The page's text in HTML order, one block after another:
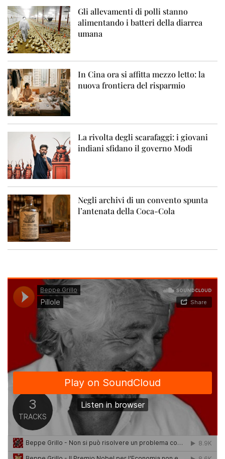
Gli allevamenti di polli stanno
alimentando i batteri della diarrea
umana
In Cina ora si affitta mezzo letto: la
nuova frontiera del risparmio
La rivolta degli scarafaggi: i giovani
indiani sfidano il governo Modi
Negli archivi di un convento spunta
l’antenata della Coca-Cola